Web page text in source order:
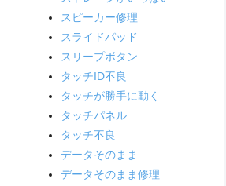
スピーカー修理
スライドパッド
スリープボタン
タッチID不良
タッチが勝手に動く
タッチパネル
タッチ不良
データそのまま
データそのまま修理